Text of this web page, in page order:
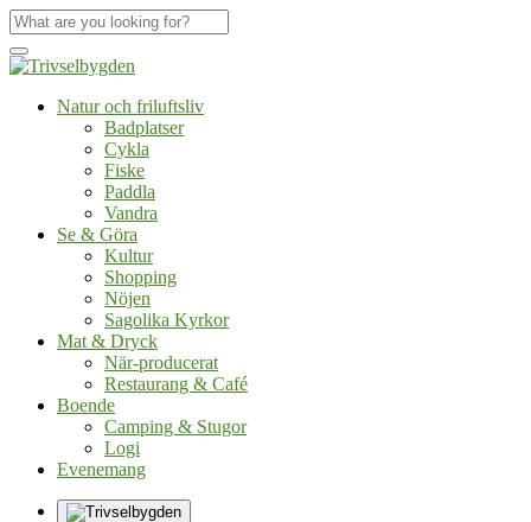
Natur och friluftsliv
Badplatser
Cykla
Fiske
Paddla
Vandra
Se & Göra
Kultur
Shopping
Nöjen
Sagolika Kyrkor
Mat & Dryck
När-producerat
Restaurang & Café
Boende
Camping & Stugor
Logi
Evenemang